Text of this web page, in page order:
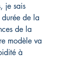
je sais
de la
de la
modèle va
à